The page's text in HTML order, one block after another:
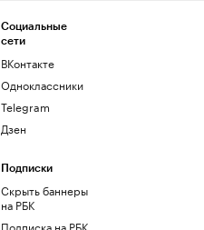
Социальные
сети
ВКонтакте
Одноклассники
Telegram
Дзен
Подписки
Скрыть баннеры
на РБК
Подписка на РБК